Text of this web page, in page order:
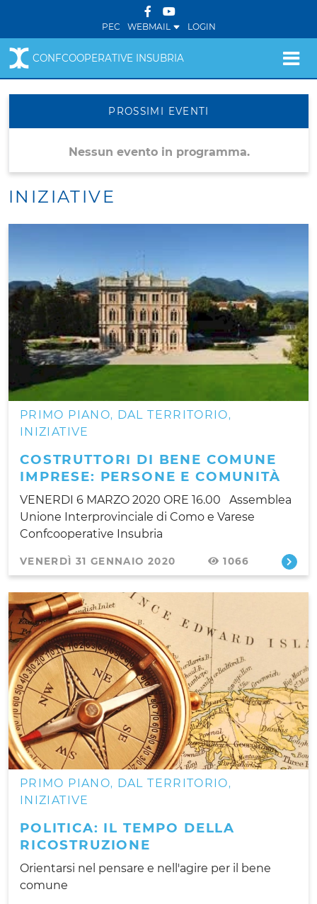
PEC WEBMAIL LOGIN
CONFCOOPERATIVE INSUBRIA
PROSSIMI EVENTI
Nessun evento in programma.
INIZIATIVE
PRIMO PIANO, DAL TERRITORIO,
INIZIATIVE
COSTRUTTORI DI BENE COMUNE
IMPRESE: PERSONE E COMUNITÀ
VENERDI 6 MARZO 2020 ORE 16.00 Assemblea
Unione Interprovinciale di Como e Varese
Confcooperative Insubria
VENERDÌ 31 GENNAIO 2020 1066
PRIMO PIANO, DAL TERRITORIO,
INIZIATIVE
POLITICA: IL TEMPO DELLA
RICOSTRUZIONE
Orientarsi nel pensare e nell'agire per il bene
comune